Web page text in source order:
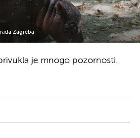
Zagreba
je mnogo pozornosti.